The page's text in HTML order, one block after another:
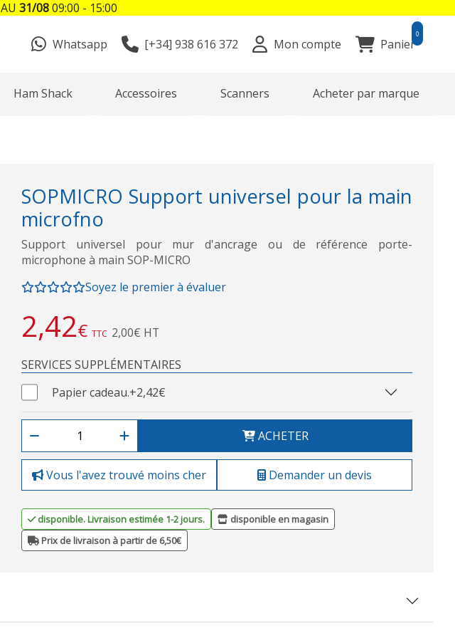
Whatsapp [+34] 938 616 372 Mon compte Panier
0
Ham Shack Accessoires Scanners Acheter par marque
SOPMICRO Support universel pour la main
microfno
Support universel pour mur d'ancrage ou de référence porte-
microphone à main SOP-MICRO
Soyez le premier à évaluer
2,42€ TTC 2,00€ HT
SERVICES SUPPLÉMENTAIRES
Papier cadeau.+2,42€
ACHETER
Vous l'avez trouvé moins cher Demander un devis
disponible. Livraison estimée 1-2 jours.
disponible en magasin
Prix de livraison à partir de 6,50€
AU 31/0809:00 - 15:00